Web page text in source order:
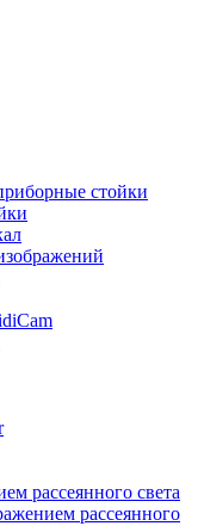
стойки
рассеянного света
рассеянного